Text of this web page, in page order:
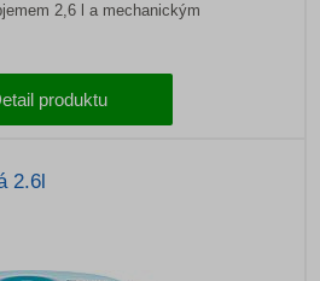
2,6 l a mechanickým
produktu
2.6l